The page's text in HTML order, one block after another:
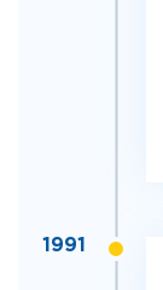
1991